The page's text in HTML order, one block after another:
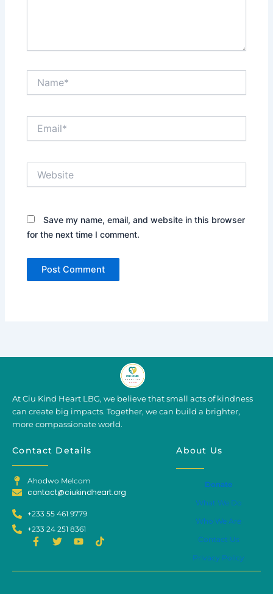
Save my name, email, and website in this browser
for the next time I comment.
At Ciu Kind Heart LBG, we believe that small acts of kindness
can create big impacts. Together, we can build a brighter,
more compassionate world.
Contact Details
Ahodwo Melcom
contact@ciukindheart.org
+233 55 461 9779
+233 24 251 8361
F
e
T
t
Y
t
T
t
About Us
Donate
What We Do
Who We Are
Contact Us
Privacy Policy